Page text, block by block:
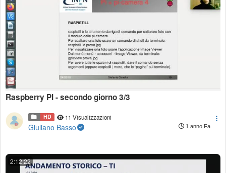
Raspberry PI - secondo giorno 3/3
HD 11 Visualizzazioni
Giuliano Basso 1 anno Fa
2:12:22